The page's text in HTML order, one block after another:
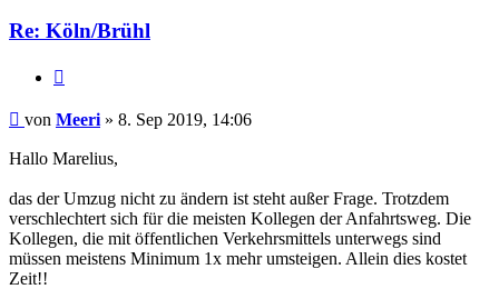
Re: Köln/Brühl
Beitrag
von Meeri » 8. Sep 2019, 14:06
Hallo Marelius,
das der Umzug nicht zu ändern ist steht außer Frage. Trotzdem
verschlechtert sich für die meisten Kollegen der Anfahrtsweg. Die
Kollegen, die mit öffentlichen Verkehrsmittels unterwegs sind
müssen meistens Minimum 1x mehr umsteigen. Allein dies kostet
Zeit!!